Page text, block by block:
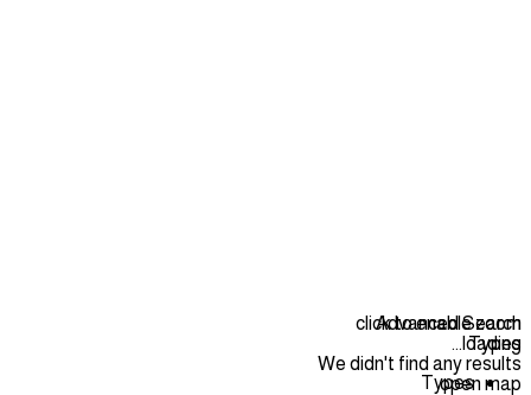
click to enable zoom
loading...
We didn't find any results
open map
Advanced Search
Types
Types